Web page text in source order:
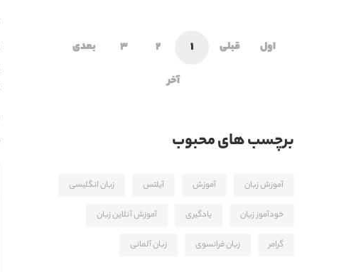
اول قبلی 1
2
3
بعدی
آخر
برچسب های محبوب
آموزش زبان آموزش آیلتس زبان انگلیسی
خودآموز زیان یادگیری آموزش آنلاین زبان
گرامر زبان فرانسوی زبان آلمانی